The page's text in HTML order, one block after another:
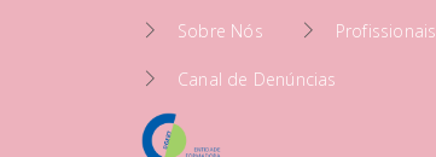
Sobre Nós
Profissionais
Canal de Denúncias